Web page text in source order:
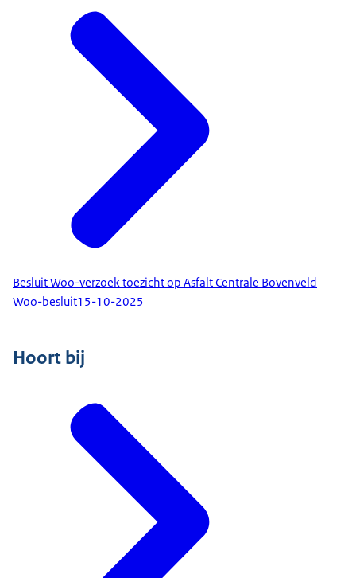
Besluit Woo-verzoek toezicht op Asfalt Centrale Bovenveld
Woo-besluit15-10-2025
Hoort bij